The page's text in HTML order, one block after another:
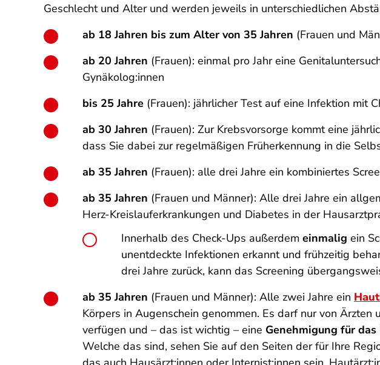
Geschlecht und Alter und werden jeweils in unterschiedlichen
ab 18 Jahren bis zum Alter von 35 Jahren (Frauen und
ab 20 Jahren (Frauen): einmal pro Jahr eine
Gynäkolog:innen
bis 25 Jahre (Frauen): jährlicher Test auf eine Infektion mit
ab 30 Jahren (Frauen): Zur Krebsvorsorge kommt eine
dass Sie dabei zur regelmäßigen Früherkennung in die
ab 35 Jahren (Frauen): alle drei Jahre ein kombiniertes
ab 35 Jahren (Frauen und Männer): Alle drei Jahre ein
Herz-Kreislauferkrankungen und Diabetes in der
Innerhalb des Check-Ups außerdem einmalig ein
unentdeckte Infektionen erkannt und frühzeitig
drei Jahre zurück, kann das Screening
ab 35 Jahren (Frauen und Männer): Alle zwei Jahre ein
Körpers in Augenschein genommen. Es darf nur von
verfügen und – das ist wichtig – eine Genehmigung für
Welche das sind, sehen Sie auf den Seiten der für Ihre